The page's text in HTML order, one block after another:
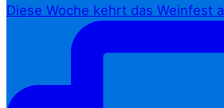
Diese Woche kehrt das Weinfest